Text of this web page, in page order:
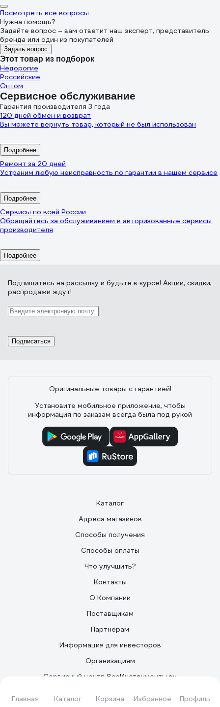
Главная Каталог Корзина Избранное Профиль
Посмотреть все вопросы
Нужна помощь?
Задайте вопрос – вам ответит наш эксперт, представитель
бренда или один из покупателей
Задать вопрос
Этот товар из подборок
Недорогие
Российские
Оптом
Сервисное обслуживание
Гарантия производителя 3 года
120 дней обмен и возврат
Вы можете вернуть товар, который не был использован
Подробнее
Ремонт за 20 дней
Устраним любую неисправность по гарантии в нашем сервисе
Подробнее
Сервисы по всей России
Обращайтесь за обслуживанием в авторизованные сервисы
производителя
Подробнее
Подпишитесь на рассылку и будьте в курсе! Акции, скидки,
распродажи ждут!
Подписаться
Оригинальные товары с гарантией!
Установите мобильное приложение, чтобы
информация по заказам всегда была под рукой
Каталог
Адреса магазинов
Способы получения
Способы оплаты
Что улучшить?
Контакты
О Компании
Поставщикам
Партнерам
Информация для инвесторов
Организациям
Сервисный центр ВсеИнструменты.ру